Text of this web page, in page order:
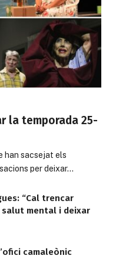
la temporada 25-
han sacsejat els
per deixar…
“Cal trencar
salut mental i deixar
camaleònic